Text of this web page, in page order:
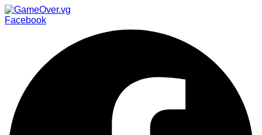
Facebook